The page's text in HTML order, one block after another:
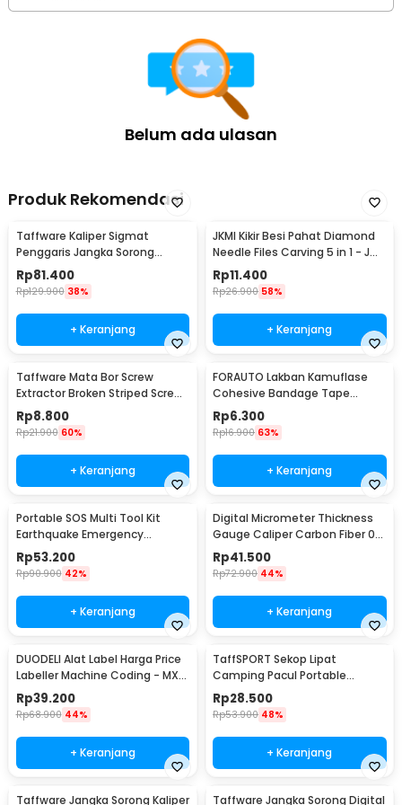
Belum ada ulasan
Produk Rekomendasi
Taffware Kaliper Sigmat
Penggaris Jangka Sorong
Digital LCD 150mm - SH20
Rp81.400
Rp129.900 38%
+ Keranjang
JKMI Kikir Besi Pahat Diamond
Needle Files Carving 5 in 1 - JM-
FL1-1
Rp11.400
Rp26.900 58%
+ Keranjang
Taffware Mata Bor Screw
Extractor Broken Striped Screw
Remover 4 PCS - S2
Rp8.800
Rp21.900 60%
+ Keranjang
FORAUTO Lakban Kamuflase
Cohesive Bandage Tape
Hunting 4.5M 50mm - H10
Rp6.300
Rp16.900 63%
+ Keranjang
Portable SOS Multi Tool Kit
Earthquake Emergency
Outdoor Survival - JT21
Rp53.200
Rp90.900 42%
+ Keranjang
Digital Micrometer Thickness
Gauge Caliper Carbon Fiber 0-
12.7mm - TDT25
Rp41.500
Rp72.900 44%
+ Keranjang
DUODELI Alat Label Harga Price
Labeller Machine Coding - MX-
5500
Rp39.200
Rp68.900 44%
+ Keranjang
TaffSPORT Sekop Lipat
Camping Pacul Portable
Tactical Survival 40cm - 101
Rp28.500
Rp53.900 48%
+ Keranjang
Taffware Jangka Sorong Kaliper Taffware Jangka Sorong Digital